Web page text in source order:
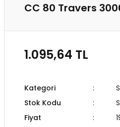
CC 80 Travers
1.095,64 TL
Kategori
Stok Kodu
Fiyat